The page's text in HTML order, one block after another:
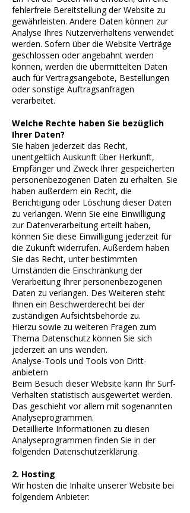
fehlerfreie Bereitstellung der Website zu
gewährleisten. Andere Daten können zur
Analyse Ihres Nutzerverhaltens verwendet
werden. Sofern über die Website Verträge
geschlossen oder angebahnt werden
können, werden die übermittelten Daten
auch für Vertragsangebote, Bestellungen
oder sonstige Auftragsanfragen
verarbeitet.
Welche Rechte haben Sie bezüglich
Ihrer Daten?
Sie haben jederzeit das Recht,
unentgeltlich Auskunft über Herkunft,
Empfänger und Zweck Ihrer gespeicherten
personenbezogenen Daten zu erhalten. Sie
haben außerdem ein Recht, die
Berichtigung oder Löschung dieser Daten
zu verlangen. Wenn Sie eine Einwilligung
zur Datenverarbeitung erteilt haben,
können Sie diese Einwilligung jederzeit für
die Zukunft widerrufen. Außerdem haben
Sie das Recht, unter bestimmten
Umständen die Einschränkung der
Verarbeitung Ihrer personenbezogenen
Daten zu verlangen. Des Weiteren steht
Ihnen ein Beschwerderecht bei der
zuständigen Aufsichtsbehörde zu.
Hierzu sowie zu weiteren Fragen zum
Thema Datenschutz können Sie sich
jederzeit an uns wenden.
Analyse-Tools und Tools von Dritt­
anbietern
Beim Besuch dieser Website kann Ihr Surf-
Verhalten statistisch ausgewertet werden.
Das geschieht vor allem mit sogenannten
Analyseprogrammen.
Detaillierte Informationen zu diesen
Analyseprogrammen finden Sie in der
folgenden Datenschutzerklärung.
2. Hosting
Wir hosten die Inhalte unserer Website bei
folgendem Anbieter: